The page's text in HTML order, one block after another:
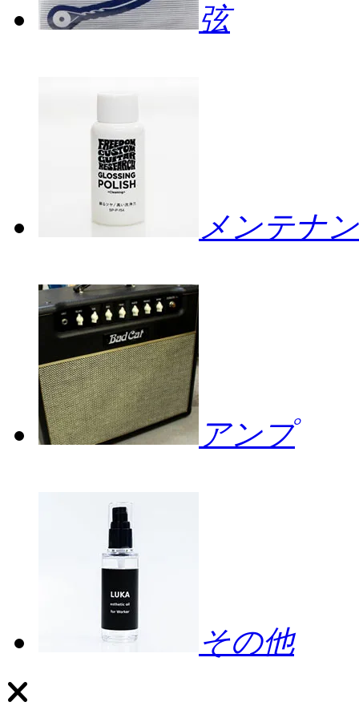
弦
メンテナ
アンプ
その他